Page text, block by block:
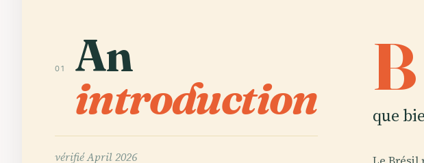
01 An
introduction
vérifiéApril 2026
B
que